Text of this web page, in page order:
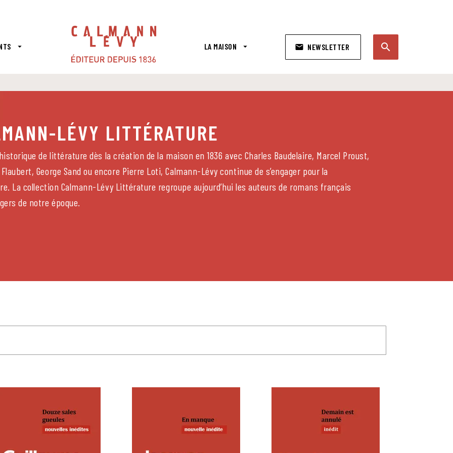
email NEWSLETTER search
arrow_drop_down LA MAISON arrow_drop_down search
LÉVY LITTÉRATURE
de littérature dès la création de la maison en 1836 avec Charles Baudelaire, Marcel Proust,
George Sand ou encore Pierre Loti, Calmann-Lévy continue de s’engager pour la
La collection Calmann-Lévy Littérature regroupe aujourd’hui les auteurs de romans français
de notre époque.